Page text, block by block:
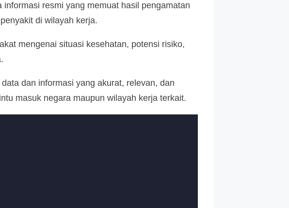
resmi yang memuat hasil pengamatan
di wilayah kerja.
mengenai situasi kesehatan, potensi risiko,
dan informasi yang akurat, relevan, dan
masuk negara maupun wilayah kerja terkait.